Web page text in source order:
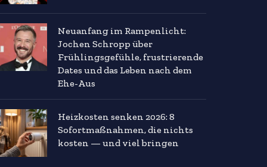
Neuanfang im Rampenlicht:
Jochen Schropp über
Frühlingsgefühle, frustrierende
Dates und das Leben nach dem
Ehe-Aus
Heizkosten senken 2026: 8
Sofortmaßnahmen, die nichts
kosten — und viel bringen